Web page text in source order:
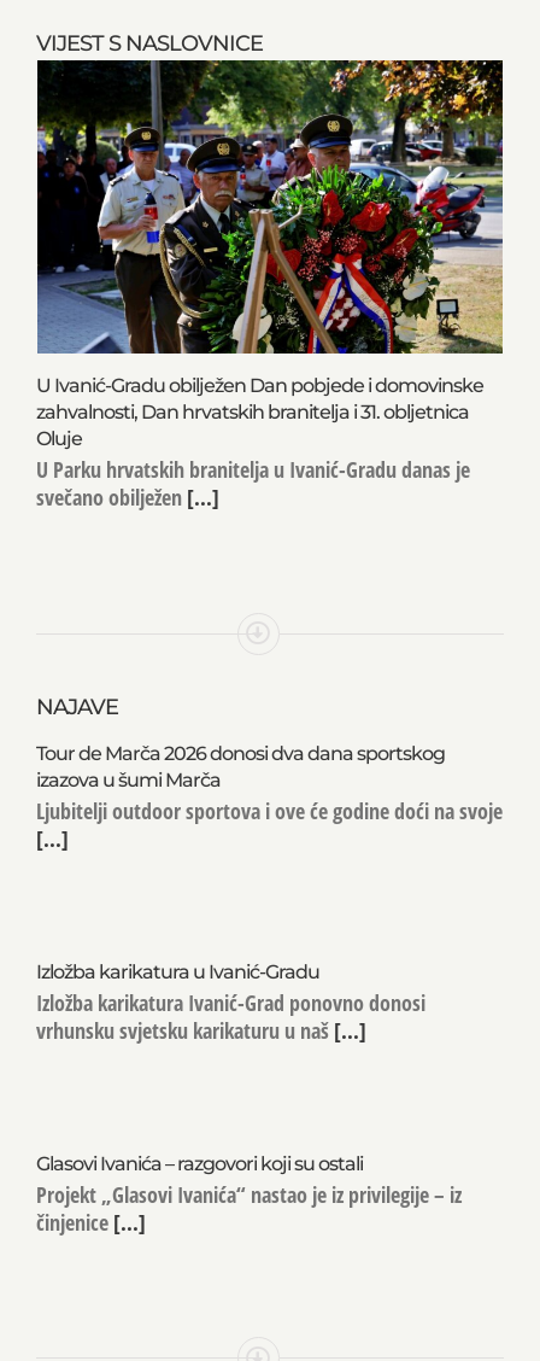
VIJEST S NASLOVNICE
U Ivanić-Gradu obilježen Dan pobjede i domovinske
zahvalnosti, Dan hrvatskih branitelja i 31. obljetnica
Oluje
U Parku hrvatskih branitelja u Ivanić-Gradu danas je
svečano obilježen [...]
NAJAVE
Tour de Marča 2026 donosi dva dana sportskog
izazova u šumi Marča
Ljubitelji outdoor sportova i ove će godine doći na svoje
[...]
Izložba karikatura u Ivanić-Gradu
Izložba karikatura Ivanić-Grad ponovno donosi
vrhunsku svjetsku karikaturu u naš [...]
Glasovi Ivanića – razgovori koji su ostali
Projekt „Glasovi Ivanića“ nastao je iz privilegije – iz
činjenice [...]